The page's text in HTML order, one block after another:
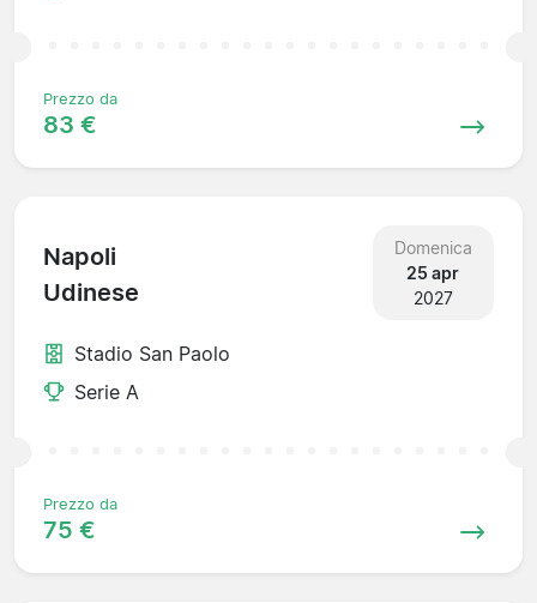
Prezzo da
83 €
Napoli
Udinese
Domenica
25 apr
2027
Stadio San Paolo
Serie A
Prezzo da
75 €